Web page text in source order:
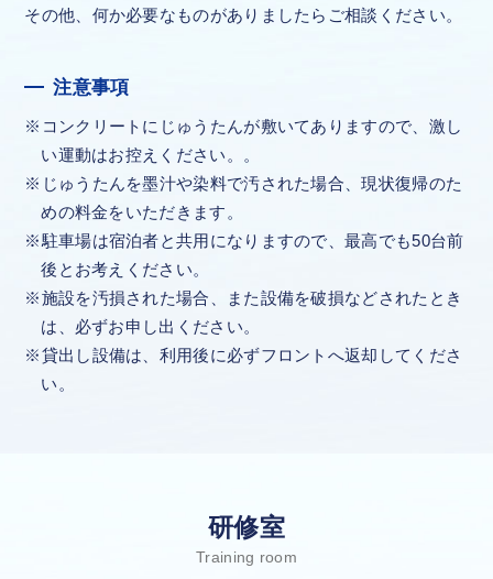
その他、何か必要なものがありましたらご相談ください。
注意事項
コンクリートにじゅうたんが敷いてありますので、激し
い運動はお控えください。。
じゅうたんを墨汁や染料で汚された場合、現状復帰のた
めの料金をいただきます。
駐車場は宿泊者と共用になりますので、最高でも50台前
後とお考えください。
施設を汚損された場合、また設備を破損などされたとき
は、必ずお申し出ください。
貸出し設備は、利用後に必ずフロントへ返却してくださ
い。
研修室
Training room